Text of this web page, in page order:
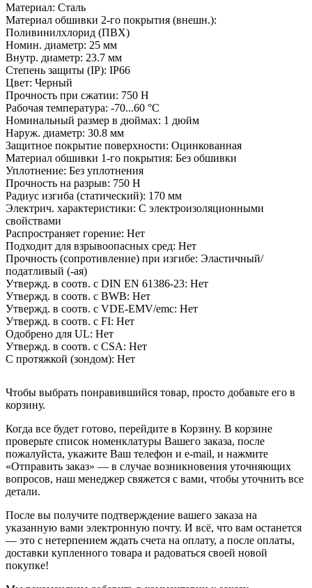
Материал: Сталь
Материал обшивки 2-го покрытия (внешн.):
Поливинилхлорид (ПВХ)
Номин. диаметр: 25 мм
Внутр. диаметр: 23.7 мм
Степень защиты (IP): IP66
Цвет: Черный
Прочность при сжатии: 750 Н
Рабочая температура: -70...60 °C
Номинальный размер в дюймах: 1 дюйм
Наруж. диаметр: 30.8 мм
Защитное покрытие поверхности: Оцинкованная
Материал обшивки 1-го покрытия: Без обшивки
Уплотнение: Без уплотнения
Прочность на разрыв: 750 Н
Радиус изгиба (статический): 170 мм
Электрич. характеристики: С электроизоляционными
свойствами
Распространяет горение: Нет
Подходит для взрывоопасных сред: Нет
Прочность (сопротивление) при изгибе: Эластичный/
податливый (-ая)
Утвержд. в соотв. с DIN EN 61386-23: Нет
Утвержд. в соотв. с BWB: Нет
Утвержд. в соотв. с VDE-EMV/emc: Нет
Утвержд. в соотв. с FI: Нет
Одобрено для UL: Нет
Утвержд. в соотв. с CSA: Нет
С протяжкой (зондом): Нет
Чтобы выбрать понравившийся товар, просто добавьте его в
корзину.
Когда все будет готово, перейдите в Корзину. В корзине
проверьте список номенклатуры Вашего заказа, после
пожалуйста, укажите Ваш телефон и e-mail, и нажмите
«Отправить заказ» — в случае возникновения уточняющих
вопросов, наш менеджер свяжется с вами, чтобы уточнить все
детали.
После вы получите подтверждение вашего заказа на
указанную вами электронную почту. И всё, что вам останется
— это с нетерпением ждать счета на оплату, а после оплаты,
доставки купленного товара и радоваться своей новой
покупке!